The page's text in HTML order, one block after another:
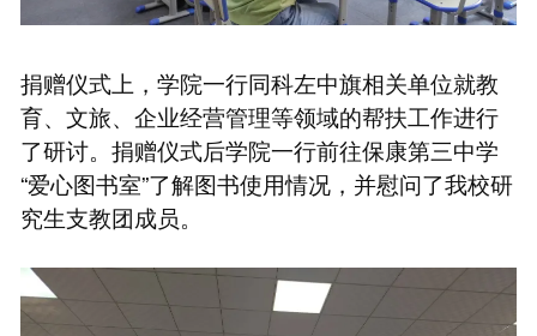
捐赠仪式上，学院一行同科左中旗相关单位就教
育、文旅、企业经营管理等领域的帮扶工作进行
了研讨。捐赠仪式后学院一行前往保康第三中学
“爱心图书室”了解图书使用情况，并慰问了我校研
究生支教团成员。